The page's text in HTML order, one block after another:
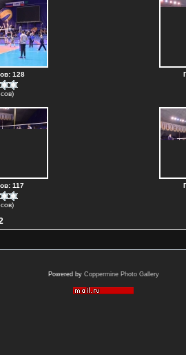
128
117
Powered by Coppermine Photo Gallery